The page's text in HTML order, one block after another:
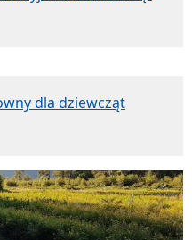
dla dziewcząt